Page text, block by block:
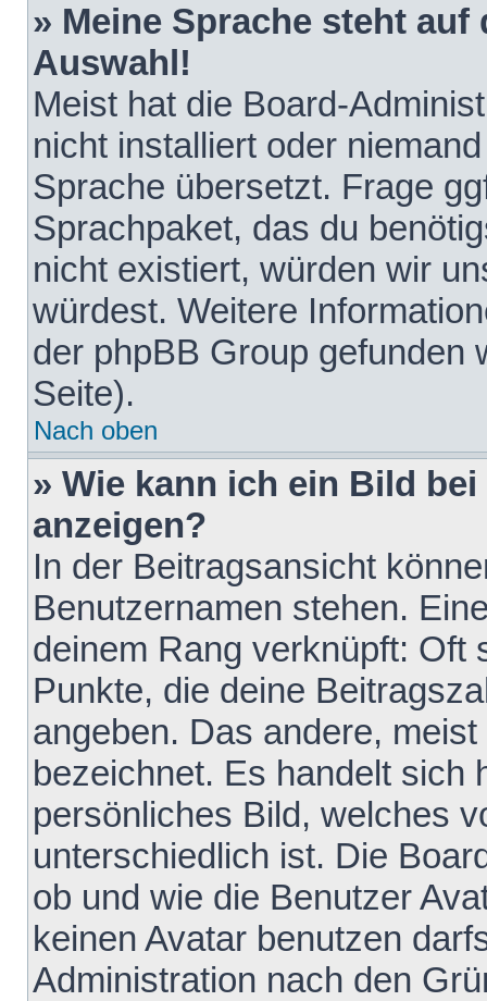
» Meine Sprache steht
Auswahl!
Meist hat die Board-
nicht installiert oder
Sprache übersetzt. Frage
Sprachpaket, das du
nicht existiert, würden wir
würdest. Weitere
der phpBB Group gefunden
Seite).
Nach oben
» Wie kann ich ein Bild
anzeigen?
In der Beitragsansicht
Benutzernamen stehen.
deinem Rang verknüpft: Oft
Punkte, die deine
angeben. Das andere,
bezeichnet. Es handelt sich
persönliches Bild, welches
unterschiedlich ist. Die
ob und wie die Benutzer
keinen Avatar benutzen
Administration nach den